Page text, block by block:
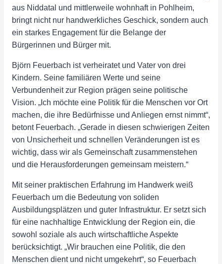
aus Niddatal und mittlerweile wohnhaft in Pohlheim,
bringt nicht nur handwerkliches Geschick, sondern auch
ein starkes Engagement für die Belange der
Bürgerinnen und Bürger mit.
Björn Feuerbach ist verheiratet und Vater von drei
Kindern. Seine familiären Werte und seine
Verbundenheit zur Region prägen seine politische
Vision. „Ich möchte eine Politik für die Menschen vor Ort
machen, die ihre Bedürfnisse und Anliegen ernst nimmt“,
betont Feuerbach. „Gerade in diesen schwierigen Zeiten
von Unsicherheit und schnellen Veränderungen ist es
wichtig, dass wir als Gemeinschaft zusammenstehen
und die Herausforderungen gemeinsam meistern.“
Mit seiner praktischen Erfahrung im Handwerk weiß
Feuerbach um die Bedeutung von soliden
Ausbildungsplätzen und guter Infrastruktur. Er setzt sich
für eine nachhaltige Entwicklung der Region ein, die
sowohl soziale als auch wirtschaftliche Aspekte
berücksichtigt. „Wir brauchen eine Politik, die den
Menschen dient und nicht umgekehrt“, so Feuerbach